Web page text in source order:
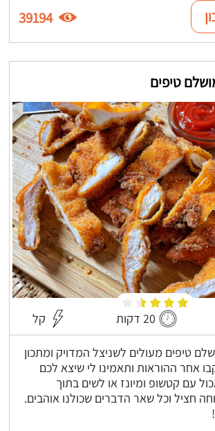
39194
טיפים
20 דקות קל
טיפים מעולים לשניצל המדויק ומתכון
אחר ההוראות ותאמינו לי שיצא לכם
עם קטשופ ומיונז או לשים בתוך
חציל וכל שאר הדברים שכולנו אוהבים.